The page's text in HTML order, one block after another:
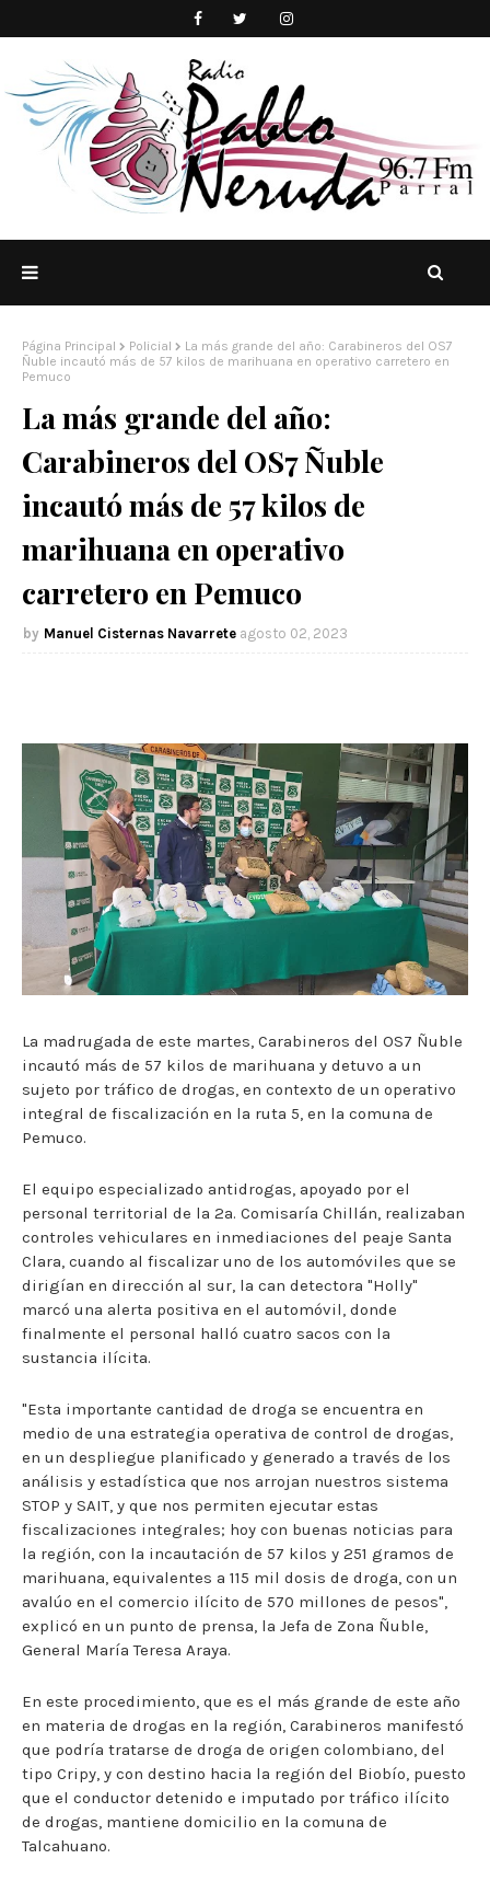
Página Principal Policial
La más grande del año: Carabineros del OS7
Ñuble incautó más de 57 kilos de marihuana en operativo carretero en
Pemuco
La más grande del año:
Carabineros del OS7 Ñuble
incautó más de 57 kilos de
marihuana en operativo
carretero en Pemuco
Manuel Cisternas Navarrete agosto 02, 2023
La madrugada de este martes, Carabineros del OS7 Ñuble
incautó más de 57 kilos de marihuana y detuvo a un
sujeto por tráfico de drogas, en contexto de un operativo
integral de fiscalización en la ruta 5, en la comuna de
Pemuco.
El equipo especializado antidrogas, apoyado por el
personal territorial de la 2a. Comisaría Chillán, realizaban
controles vehiculares en inmediaciones del peaje Santa
Clara, cuando al fiscalizar uno de los automóviles que se
dirigían en dirección al sur, la can detectora "Holly"
marcó una alerta positiva en el automóvil, donde
finalmente el personal halló cuatro sacos con la
sustancia ilícita.
"Esta importante cantidad de droga se encuentra en
medio de una estrategia operativa de control de drogas,
en un despliegue planificado y generado a través de los
análisis y estadística que nos arrojan nuestros sistema
STOP y SAIT, y que nos permiten ejecutar estas
fiscalizaciones integrales; hoy con buenas noticias para
la región, con la incautación de 57 kilos y 251 gramos de
marihuana, equivalentes a 115 mil dosis de droga, con un
avalúo en el comercio ilícito de 570 millones de pesos",
explicó en un punto de prensa, la Jefa de Zona Ñuble,
General María Teresa Araya.
En este procedimiento, que es el más grande de este año
en materia de drogas en la región, Carabineros manifestó
que podría tratarse de droga de origen colombiano, del
tipo Cripy, y con destino hacia la región del Biobío, puesto
que el conductor detenido e imputado por tráfico ilícito
de drogas, mantiene domicilio en la comuna de
Talcahuano.